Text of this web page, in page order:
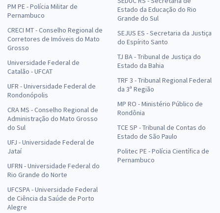
PM PE - Polícia Militar de
Pernambuco
CRECI MT - Conselho Regional de
Corretores de Imóveis do Mato
Grosso
Universidade Federal de
Catalão - UFCAT
UFR - Universidade Federal de
Rondonópolis
CRA MS - Conselho Regional de
Administração do Mato Grosso
do Sul
UFJ - Universidade Federal de
Jataí
UFRN - Universidade Federal do
Rio Grande do Norte
UFCSPA - Universidade Federal
de Ciência da Saúde de Porto
Alegre
Estado da Educação do Rio
Grande do Sul
SEJUS ES - Secretaria da Justiça
do Espírito Santo
TJ BA - Tribunal de Justiça do
Estado da Bahia
TRF 3 - Tribunal Regional Federal
da 3ª Região
MP RO - Ministério Público de
Rondônia
TCE SP - Tribunal de Contas do
Estado de São Paulo
Politec PE - Polícia Científica de
Pernambuco